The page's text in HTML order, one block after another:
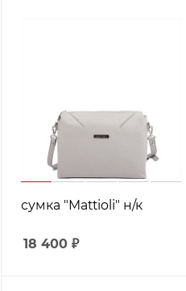
сумка "Mattioli" н/к
18 400 ₽